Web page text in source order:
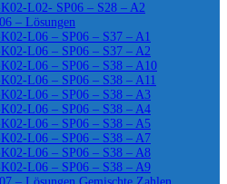
L02- SP06 – S28 – A2
– Lösungen
L06 – SP06 – S37 – A1
L06 – SP06 – S37 – A2
L06 – SP06 – S38 – A10
L06 – SP06 – S38 – A11
L06 – SP06 – S38 – A3
L06 – SP06 – S38 – A4
L06 – SP06 – S38 – A5
L06 – SP06 – S38 – A7
L06 – SP06 – S38 – A8
L06 – SP06 – S38 – A9